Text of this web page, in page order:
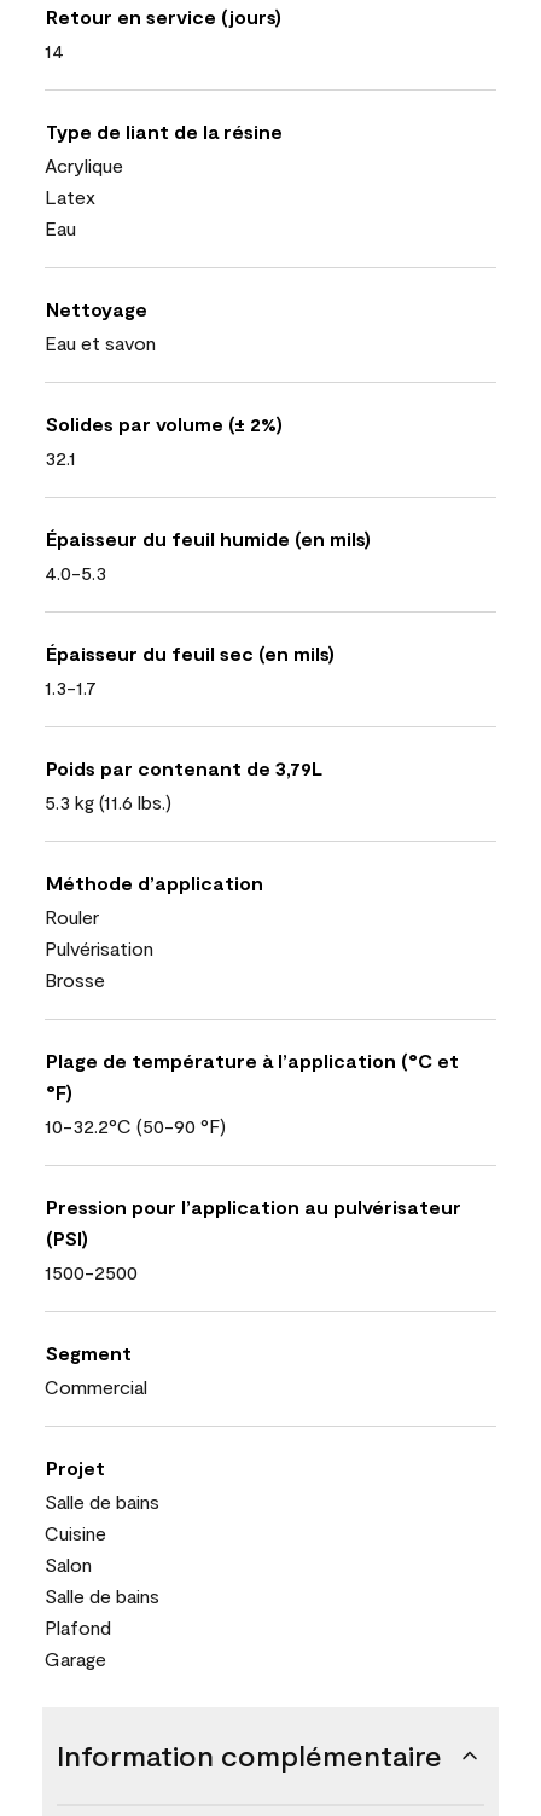
Retour en service (jours)
14
Type de liant de la résine
Acrylique
Latex
Eau
Nettoyage
Eau et savon
Solides par volume (± 2%)
32.1
Épaisseur du feuil humide (en mils)
4.0-5.3
Épaisseur du feuil sec (en mils)
1.3-1.7
Poids par contenant de 3,79L
5.3 kg (11.6 lbs.)
Méthode d’application
Rouler
Pulvérisation
Brosse
Plage de température à l’application (°C et
°F)
10-32.2°C (50-90 °F)
Pression pour l’application au pulvérisateur
(PSI)
1500-2500
Segment
Commercial
Projet
Salle de bains
Cuisine
Salon
Salle de bains
Plafond
Garage
Information complémentaire